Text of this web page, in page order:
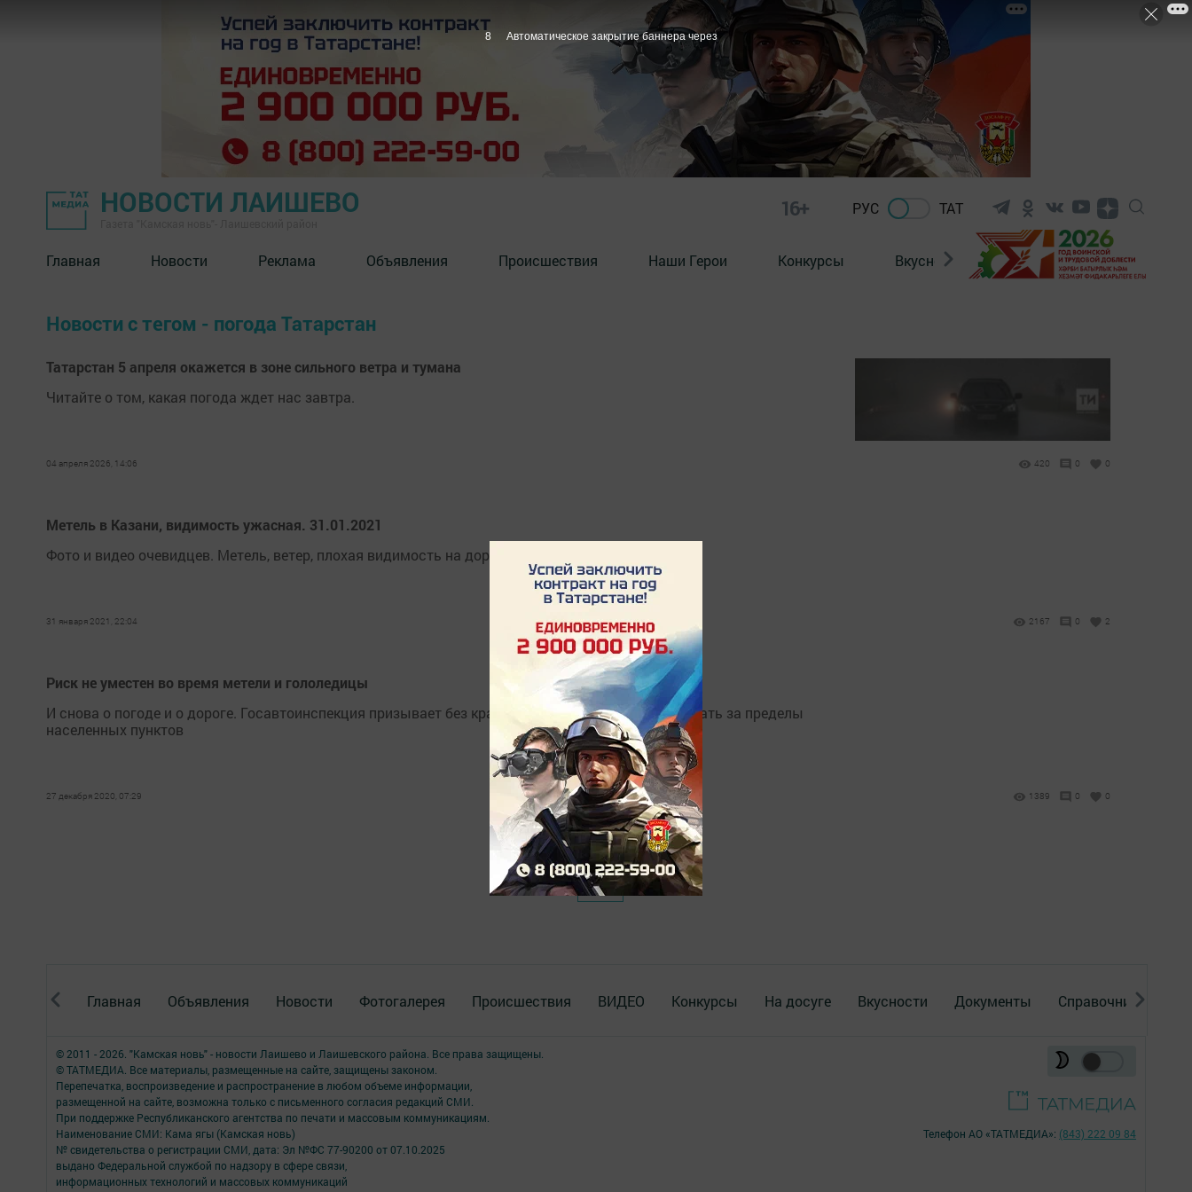
НОВОСТИ ЛАИШЕВО 16+ РУС ТАТ
Главная Новости Реклама Объявления Происшествия Наши Герои Конкурсы Вкусности Фотогалерея
Новости с тегом - погода Татарстан
Татарстан 5 апреля окажется в зоне сильного ветра и тумана
Читайте о том, какая погода ждет нас завтра.
04 апреля 2026, 14:06 420 0 0
Метель в Казани, видимость ужасная. 31.01.2021
Фото и видео очевидцев. Метель, ветер, плохая видимость на дорогах.
31 января 2021, 22:04 2167 0 2
Риск не уместен во время метели и гололедицы
И снова о погоде и о дороге. Госавтоинспекция призывает без крайней необходимости не выезжать за пределы
населенных пунктов
27 декабря 2020, 07:29 1389 0 0
Главная Объявления Новости Фотогалерея Происшествия ВИДЕО Конкурсы На досуге Вкусности Документы Справочник
© 2011 - 2026. "Камская новь" - новости Лаишево и Лаишевского района. Все права защищены.
© ТАТМЕДИА. Все материалы, размещенные на сайте, защищены законом.
Перепечатка, воспроизведение и распространение в любом объеме информации,
размещенной на сайте, возможна только с письменного согласия редакций СМИ.
При поддержке Республиканского агентства по печати и массовым коммуникациям.
Наименование СМИ: Кама ягы (Камская новь)
№ свидетельства о регистрации СМИ, дата: Эл №ФC 77-90200 от 07.10.2025
выдано Федеральной службой по надзору в сфере связи,
информационных технологий и массовых коммуникаций
Телефон АО «ТАТМЕДИА»: (843) 222 09 84
7 Автоматическое закрытие баннера через